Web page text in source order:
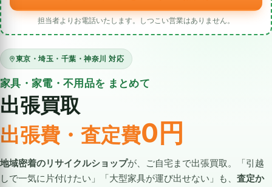
担当者よりお電話いたします。しつこい営業はありません。
東京・埼玉・千葉・神奈川 対応
家具・家電・不用品を まとめて
出張買取
出張費・査定費0円
地域密着のリサイクルショップが、ご自宅まで出張買取。「引越
しで一気に片付けたい」「大型家具が運び出せない」も、 査定か